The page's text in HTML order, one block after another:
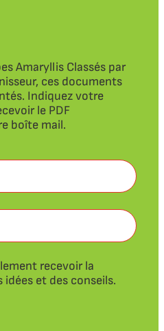
Amaryllis Classés par
ces documents
Indiquez votre
le PDF
boîte mail.
recevoir la
et des conseils.